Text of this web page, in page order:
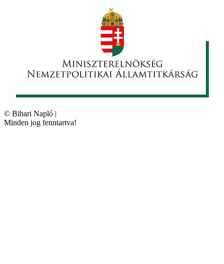
© Bihari Napló |
Minden jog fenntartva!